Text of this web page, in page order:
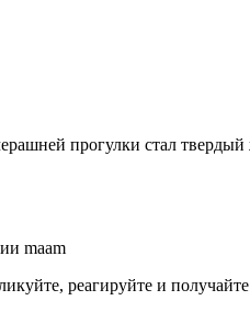
прогулки стал
maam
реагируйте и